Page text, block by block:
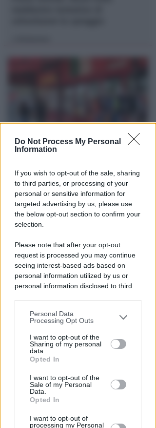
Do Not Process My Personal
Information
If you wish to opt-out of the sale, sharing
to third parties, or processing of your
personal or sensitive information for
targeted advertising by us, please use
the below opt-out section to confirm your
selection.
Please note that after your opt-out
request is processed you may continue
seeing interest-based ads based on
personal information utilized by us or
personal information disclosed to third
You may separately opt-out of the further
disclosure of your personal information
by third parties on the IAB’s list of
downstream participants.
by us to third parties on the IAB’s List of
Downstream Participants that may
further disclose it to other third parties.
Personal Data
Processing Opt Outs
I want to opt-out of the
Sharing of my personal
data.
Opted In
I want to opt-out of the
Sale of my Personal
Data.
Opted In
I want to opt-out of
processing my Personal
EPISODI FUORI E NON DI CLIENTI
locale: faro di legalità in zona
da "Suburra"
diRedazione
ECAD, IL 23 OTTOBRE
A Coriano l'incontro
internazionale "contro le
droghe". Spinelli: orgogliosa